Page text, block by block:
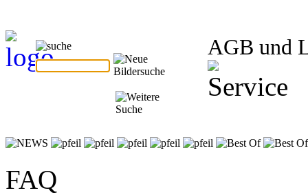
AGB und
FAQ